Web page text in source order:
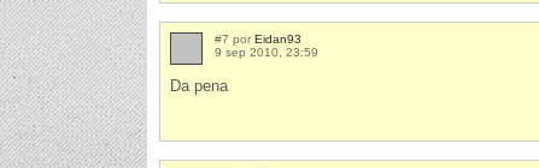
#7 por Eidan93
9 sep 2010, 23:59
Da pena